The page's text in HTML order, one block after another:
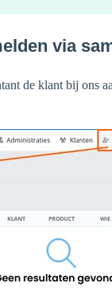
via
de klant bij ons